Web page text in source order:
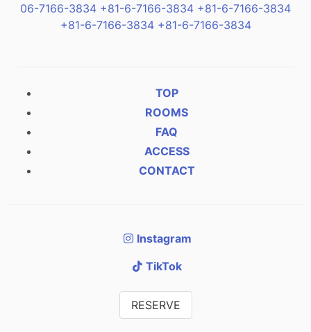
06-7166-3834 +81-6-7166-3834 +81-6-7166-3834
+81-6-7166-3834 +81-6-7166-3834
TOP
ROOMS
FAQ
ACCESS
CONTACT
Instagram
TikTok
RESERVE